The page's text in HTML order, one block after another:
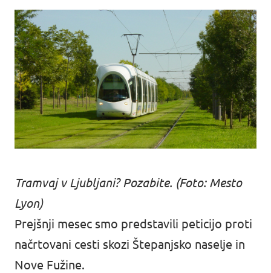
Tramvaj v Ljubljani? Pozabite. (Foto: Mesto
Lyon)
Prejšnji mesec smo predstavili peticijo proti
načrtovani cesti skozi Štepanjsko naselje in
Nove Fužine.